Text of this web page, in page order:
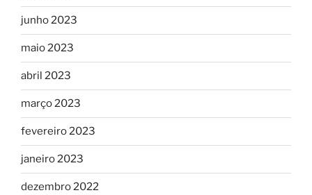
junho 2023
maio 2023
abril 2023
março 2023
fevereiro 2023
janeiro 2023
dezembro 2022